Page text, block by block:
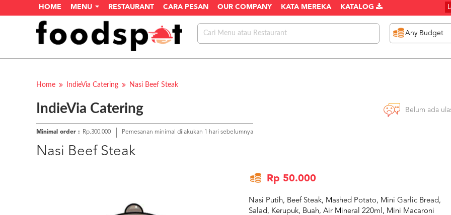
HOME MENU RESTAURANT CARA PESAN OUR COMPANY KATA MEREKA KATALOG
Home IndieVia Catering Nasi Beef Steak
IndieVia Catering
Minimal order : Rp.300.000 Pemesanan minimal dilakukan 1 hari sebelumnya
Nasi Beef Steak
Belum ada
Rp 50.000
Nasi Putih, Beef Steak, Mashed Potato, Mini Garlic Bread,
Salad, Kerupuk, Buah, Air Mineral 220ml, Mini Macaroni